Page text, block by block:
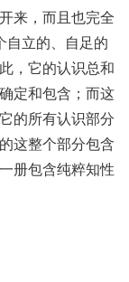
来，而且也完全
自立的、自足的
，它的认识总和
定和包含；而这
的所有认识部分
这整个部分包含
册包含纯粹知性